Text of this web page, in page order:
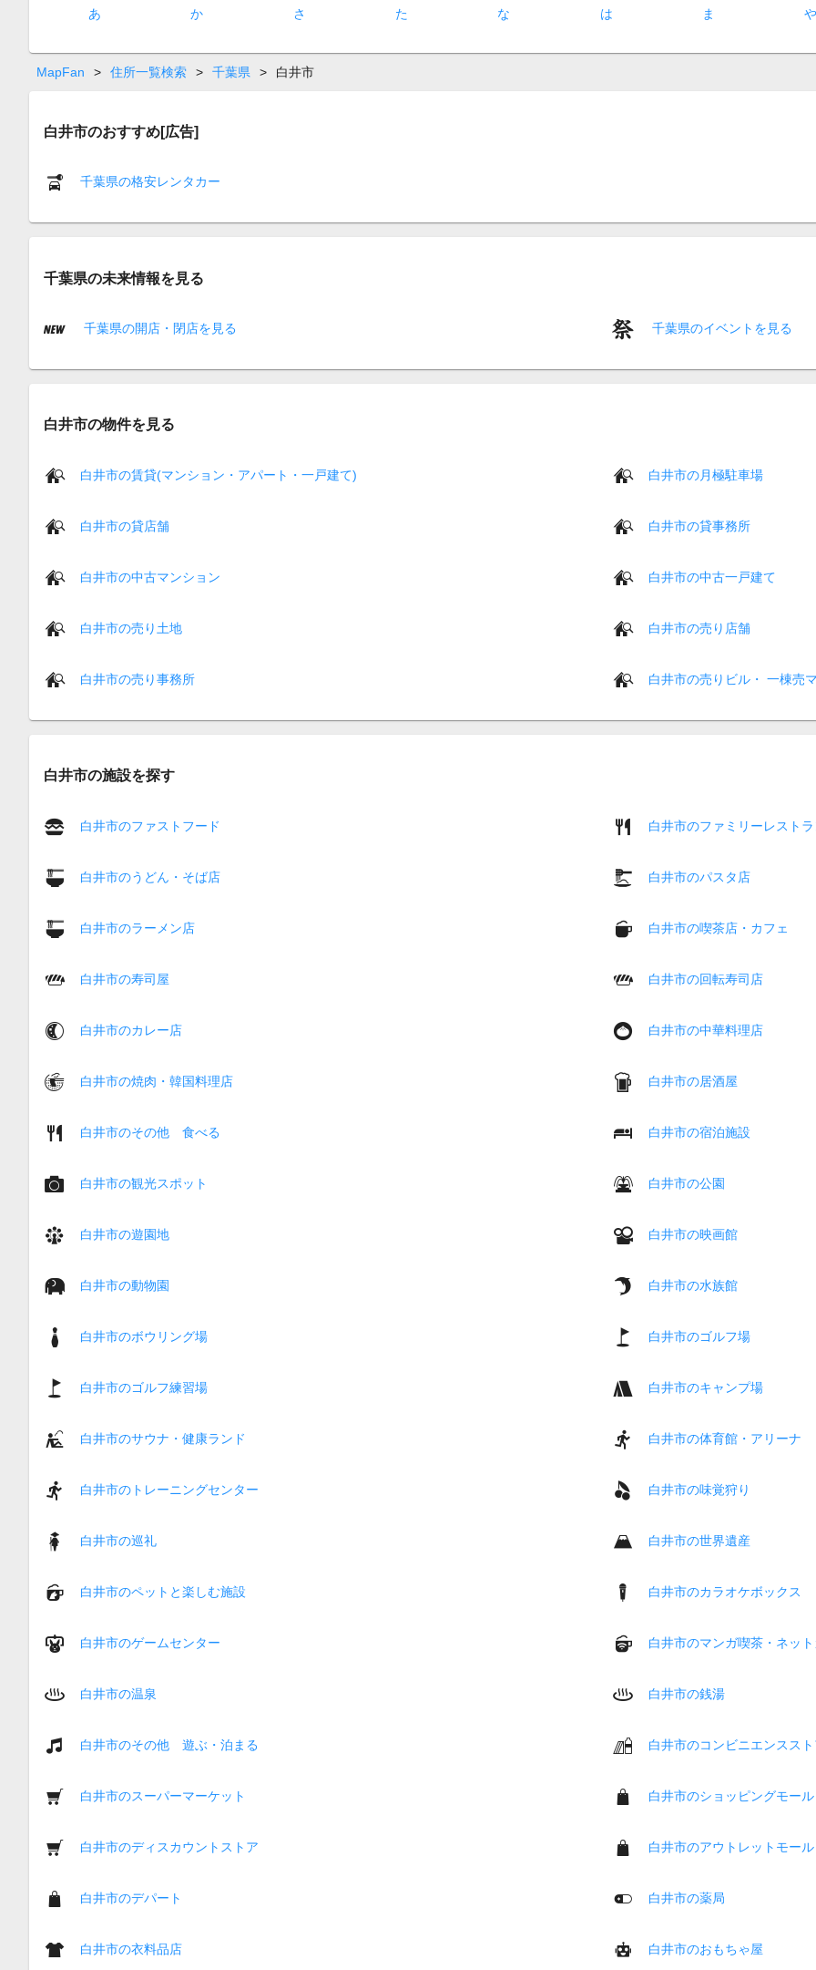
あ か さ た な は ま
MapFan > 住所一覧検索 > 千葉県 > 白井市
白井市のおすすめ[広告]
千葉県の格安レンタカー
千葉県の未来情報を見る
千葉県の開店・閉店を見る 千葉県のイベントを見る
白井市の物件を見る
白井市の賃貸(マンション・アパート・一戸建て) 白井市の月極駐車場
白井市の貸店舗 白井市の貸事務所
白井市の中古マンション 白井市の中古一戸建て
白井市の売り土地 白井市の売り店舗
白井市の売り事務所 白井市の売りビル・ 一棟売
白井市の施設を探す
白井市のファストフード 白井市のファミリーレスト
白井市のうどん・そば店 白井市のパスタ店
白井市のラーメン店 白井市の喫茶店・カフェ
白井市の寿司屋 白井市の回転寿司店
白井市のカレー店 白井市の中華料理店
白井市の焼肉・韓国料理店 白井市の居酒屋
白井市のその他 食べる 白井市の宿泊施設
白井市の観光スポット 白井市の公園
白井市の遊園地 白井市の映画館
白井市の動物園 白井市の水族館
白井市のボウリング場 白井市のゴルフ場
白井市のゴルフ練習場 白井市のキャンプ場
白井市のサウナ・健康ランド 白井市の体育館・アリーナ
白井市のトレーニングセンター 白井市の味覚狩り
白井市の巡礼 白井市の世界遺産
白井市のペットと楽しむ施設 白井市のカラオケボックス
白井市のゲームセンター 白井市のマンガ喫茶・ネッ
白井市の温泉 白井市の銭湯
白井市のその他 遊ぶ・泊まる 白井市のコンビニエンスス
白井市のスーパーマーケット 白井市のショッピングモール
白井市のディスカウントストア 白井市のアウトレットモール
白井市のデパート 白井市の薬局
白井市の衣料品店 白井市のおもちゃ屋